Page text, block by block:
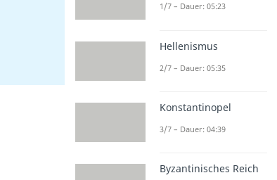
1/7 – Dauer: 05:23
Hellenismus
2/7 – Dauer: 05:35
Konstantinopel
3/7 – Dauer: 04:39
Byzantinisches Reich